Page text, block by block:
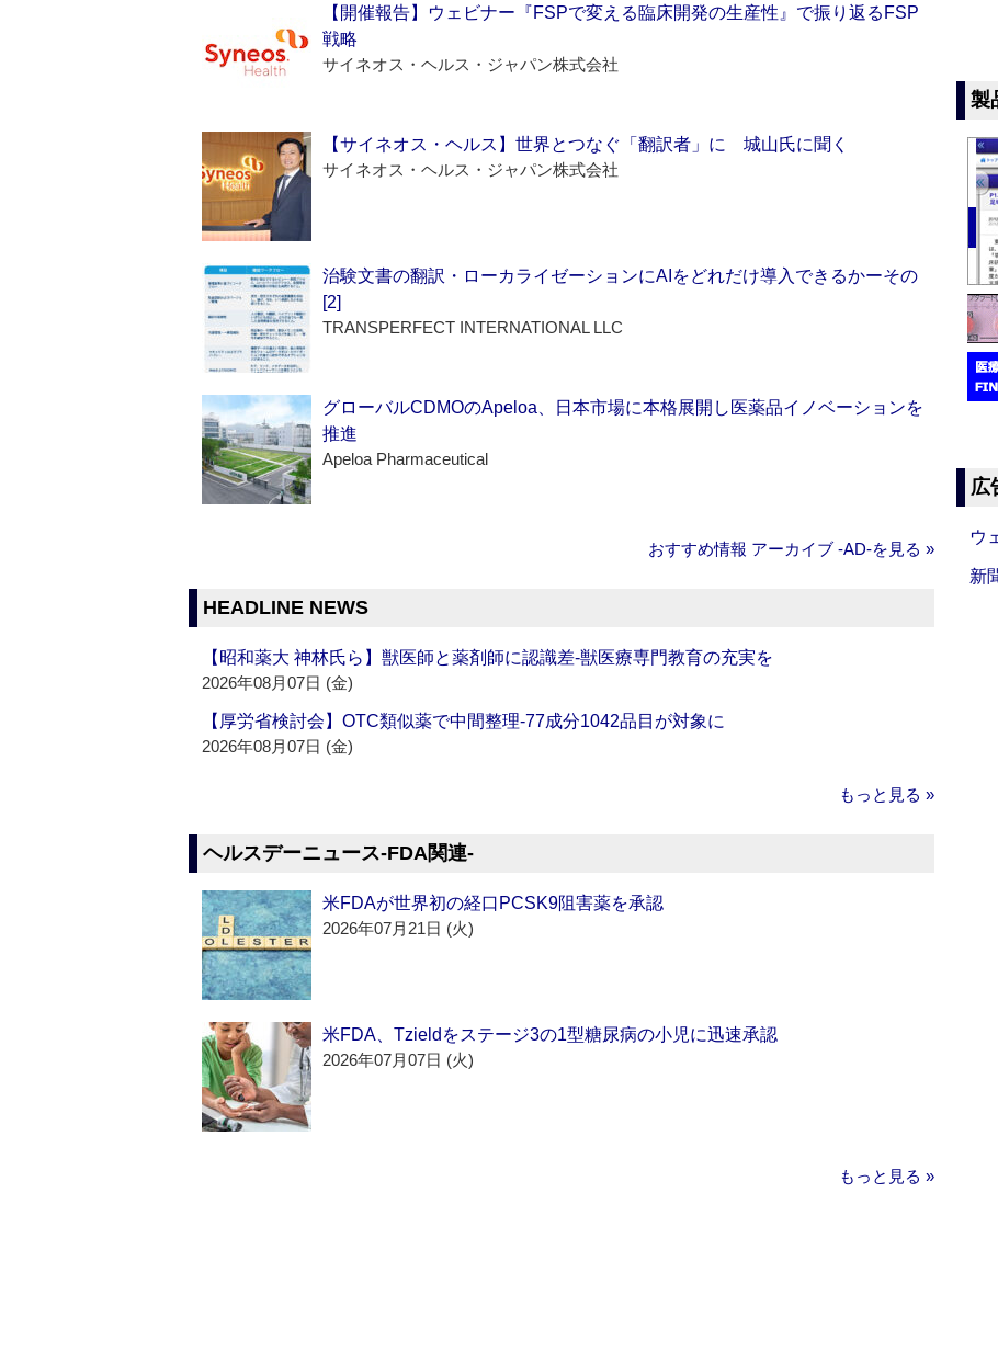
【開催報告】ウェビナー『FSPで変える臨床開発の生産性』で振り返るFSP
戦略
サイネオス・ヘルス・ジャパン株式会社
【サイネオス・ヘルス】世界とつなぐ「翻訳者」に 城山氏に聞く
サイネオス・ヘルス・ジャパン株式会社
治験文書の翻訳・ローカライゼーションにAIをどれだけ導入できるかーその
[2]
TRANSPERFECT INTERNATIONAL LLC
グローバルCDMOのApeloa、日本市場に本格展開し医薬品イノベーションを
推進
Apeloa Pharmaceutical
おすすめ情報 アーカイブ ‐AD‐を見る »
HEADLINE NEWS
【昭和薬大 神林氏ら】獣医師と薬剤師に認識差‐獣医療専門教育の充実を
2026年08月07日 (金)
【厚労省検討会】OTC類似薬で中間整理‐77成分1042品目が対象に
2026年08月07日 (金)
もっと見る »
ヘルスデーニュース‐FDA関連‐
米FDAが世界初の経口PCSK9阻害薬を承認
2026年07月21日 (火)
米FDA、Tzieldをステージ3の1型糖尿病の小児に迅速承認
2026年07月07日 (火)
もっと見る »
製
広
ウ
新